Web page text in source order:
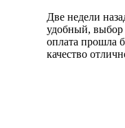
Две недели
удобный, выбор
оплата прошла
качество